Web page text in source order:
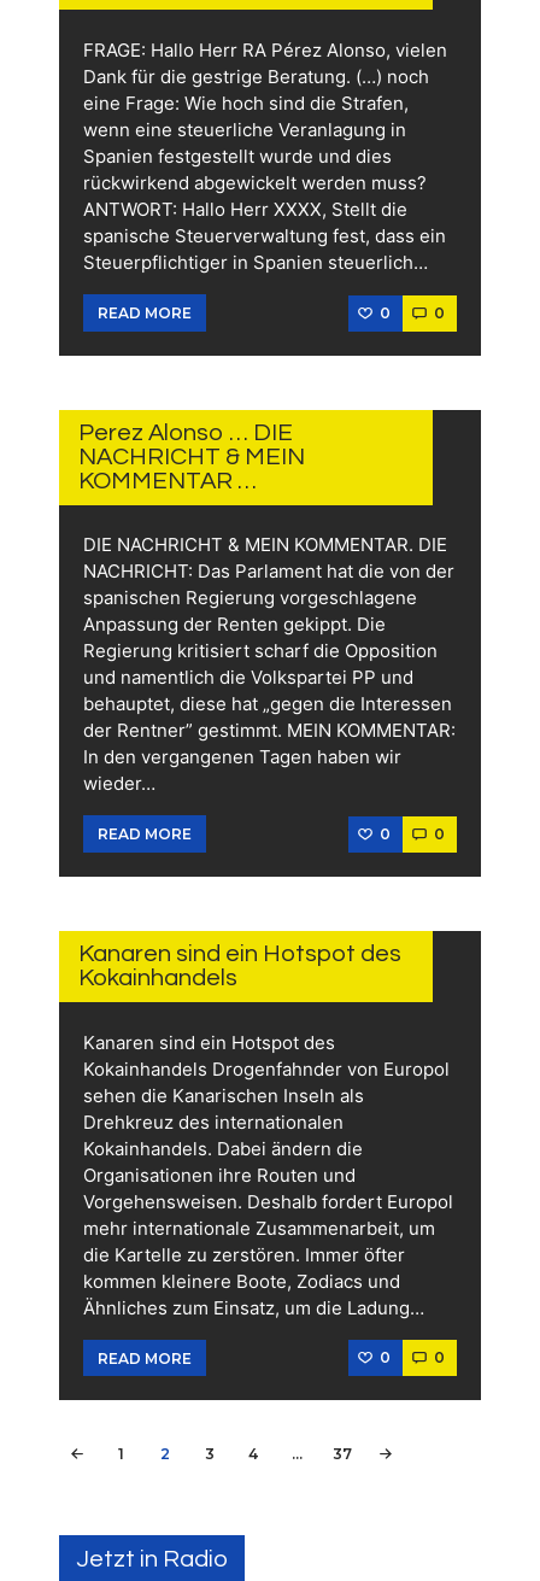
FRAGE: Hallo Herr RA Pérez Alonso, vielen
Dank für die gestrige Beratung. (…) noch
eine Frage: Wie hoch sind die Strafen,
wenn eine steuerliche Veranlagung in
Spanien festgestellt wurde und dies
rückwirkend abgewickelt werden muss?
ANTWORT: Hallo Herr XXXX, Stellt die
spanische Steuerverwaltung fest, dass ein
Steuerpflichtiger in Spanien steuerlich…
READ MORE 0 0
Perez Alonso … DIE
NACHRICHT & MEIN
KOMMENTAR …
DIE NACHRICHT & MEIN KOMMENTAR. DIE
NACHRICHT: Das Parlament hat die von der
spanischen Regierung vorgeschlagene
Anpassung der Renten gekippt. Die
Regierung kritisiert scharf die Opposition
und namentlich die Volkspartei PP und
behauptet, diese hat „gegen die Interessen
der Rentner” gestimmt. MEIN KOMMENTAR:
In den vergangenen Tagen haben wir
wieder…
READ MORE 0 0
Kanaren sind ein Hotspot des
Kokainhandels
Kanaren sind ein Hotspot des
Kokainhandels Drogenfahnder von Europol
sehen die Kanarischen Inseln als
Drehkreuz des internationalen
Kokainhandels. Dabei ändern die
Organisationen ihre Routen und
Vorgehensweisen. Deshalb fordert Europol
mehr internationale Zusammenarbeit, um
die Kartelle zu zerstören. Immer öfter
kommen kleinere Boote, Zodiacs und
Ähnliches zum Einsatz, um die Ladung…
READ MORE 0 0
Seitennummerierung
<
PAGE
1 PAGE
2 PAGE
3 PAGE
4 … PAGE
37
Jetzt in Radio